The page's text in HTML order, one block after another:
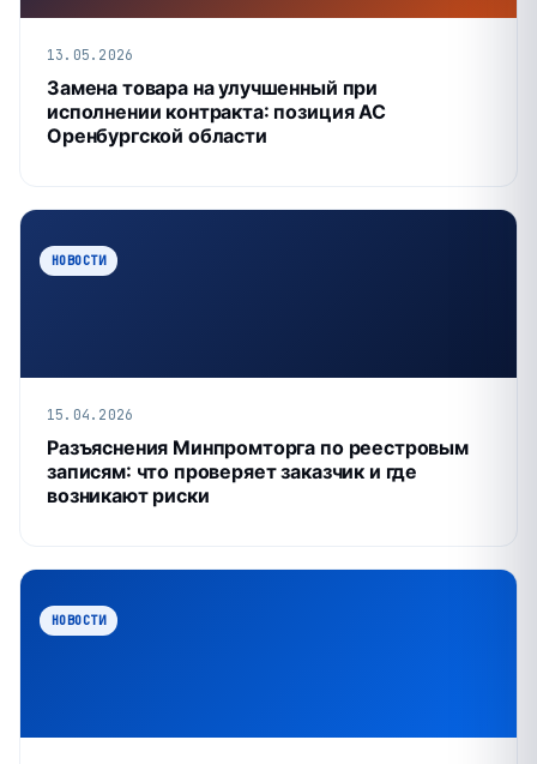
13.05.2026
Замена товара на улучшенный при
исполнении контракта: позиция АС
Оренбургской области
НОВОСТИ
15.04.2026
Разъяснения Минпромторга по реестровым
записям: что проверяет заказчик и где
возникают риски
НОВОСТИ